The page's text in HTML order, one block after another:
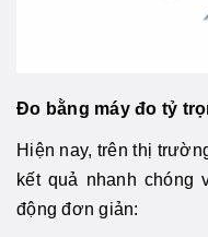
Đo bằng máy đo tỷ
Hiện nay, trên thị
kết quả nhanh chóng
động đơn giản: